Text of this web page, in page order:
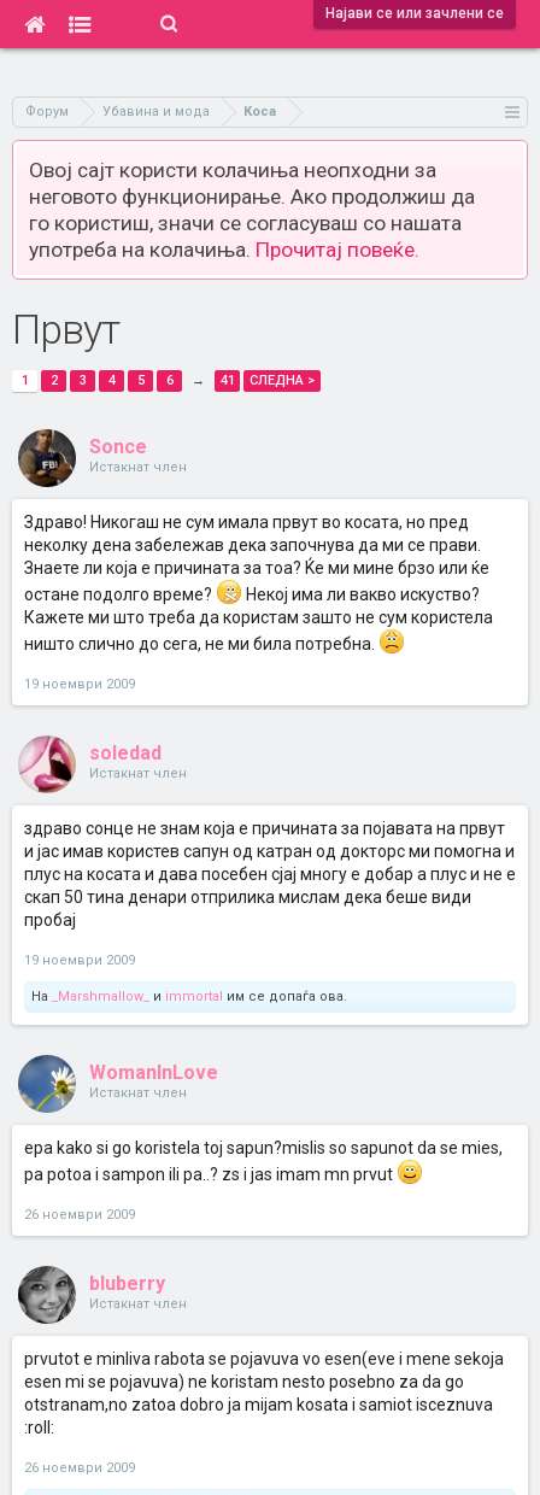
Најави се или зачлени се
Форум Убавина и мода Коса
Овој сајт користи колачиња неопходни за
неговото функционирање. Ако продолжиш да
го користиш, значи се согласуваш со нашата
употреба на колачиња. Прочитај повеќе.
Првут
1 2 3 4 5 6 → 41 СЛЕДНА >
Sonce
Истакнат член
Здраво! Никогаш не сум имала првут во косата, но пред
неколку дена забележав дека започнува да ми се прави.
Знаете ли која е причината за тоа? Ќе ми мине брзо или ќе
остане подолго време?
Некој има ли вакво искуство?
Кажете ми што треба да користам зашто не сум користела
ништо слично до сега, не ми била потребна.
19 ноември 2009
soledad
Истакнат член
здраво сонце не знам која е причината за појавата на првут
и јас имав користев сапун од катран од докторс ми помогна и
плус на косата и дава посебен сјај многу е добар а плус и не е
скап 50 тина денари отприлика мислам дека беше види
пробај
19 ноември 2009
На _Marshmallow_ и immortal им се допаѓа ова.
WomanInLove
Истакнат член
epa kako si go koristela toj sapun?mislis so sapunot da se mies,
pa potoa i sampon ili pa..? zs i jas imam mn prvut
26 ноември 2009
bluberry
Истакнат член
prvutot e minliva rabota se pojavuva vo esen(eve i mene sekoja
esen mi se pojavuva) ne koristam nesto posebno za da go
otstranam,no zatoa dobro ja mijam kosata i samiot isceznuva
:roll:
26 ноември 2009